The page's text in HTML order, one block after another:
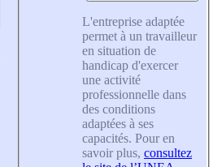
L'entreprise adaptée
permet à un travailleur
en situation de
handicap d'exercer
une activité
professionnelle dans
des conditions
adaptées à ses
capacités. Pour en
savoir plus, consultez